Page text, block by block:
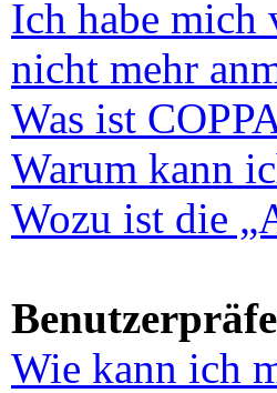
Ich habe mich
nicht mehr
Was ist
Warum kann
Wozu ist die
Wie kann ich